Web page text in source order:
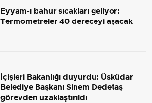
Eyyam-ı bahur sıcakları geliyor:
Termometreler 40 dereceyi aşacak
İçişleri Bakanlığı duyurdu: Üsküdar
Belediye Başkanı Sinem Dedetaş
görevden uzaklaştırıldı